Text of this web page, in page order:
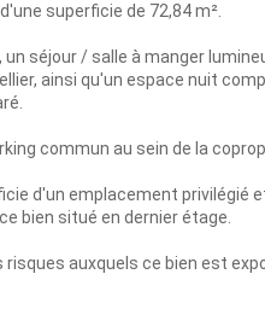
superficie de 72,84 m².
séjour / salle à manger
ainsi qu'un espace nuit
commun au sein de la
d'un emplacement privilégié
bien situé en dernier étage.
auxquels ce bien est